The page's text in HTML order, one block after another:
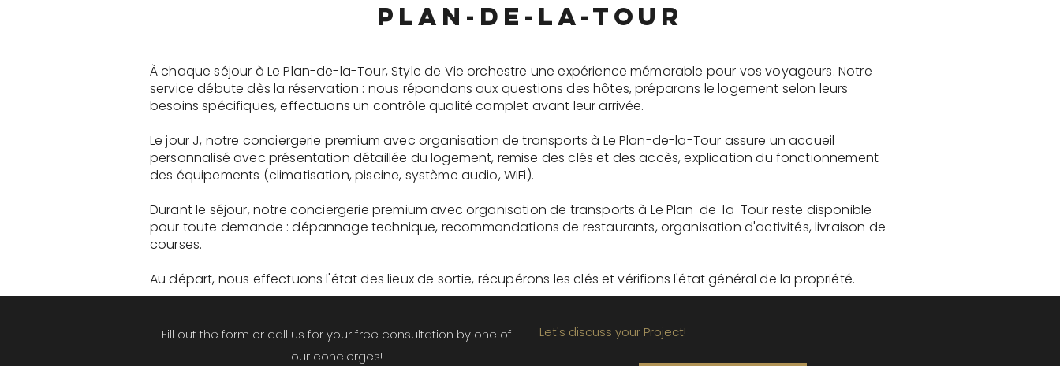
Plan-de-la-Tour
À chaque séjour à Le Plan-de-la-Tour, Style de Vie orchestre une expérience mémorable pour vos voyageurs. Notre
service débute dès la réservation : nous répondons aux questions des hôtes, préparons le logement selon leurs
besoins spécifiques, effectuons un contrôle qualité complet avant leur arrivée.
Le jour J, notre conciergerie premium avec organisation de transports à Le Plan-de-la-Tour assure un accueil
personnalisé avec présentation détaillée du logement, remise des clés et des accès, explication du fonctionnement
des équipements (climatisation, piscine, système audio, WiFi).
Durant le séjour, notre conciergerie premium avec organisation de transports à Le Plan-de-la-Tour reste disponible
pour toute demande : dépannage technique, recommandations de restaurants, organisation d'activités, livraison de
courses.
Au départ, nous effectuons l'état des lieux de sortie, récupérons les clés et vérifions l'état général de la propriété.
Fill out the form or call us for your free consultation by one of
our concierges!
Let's discuss your Project!